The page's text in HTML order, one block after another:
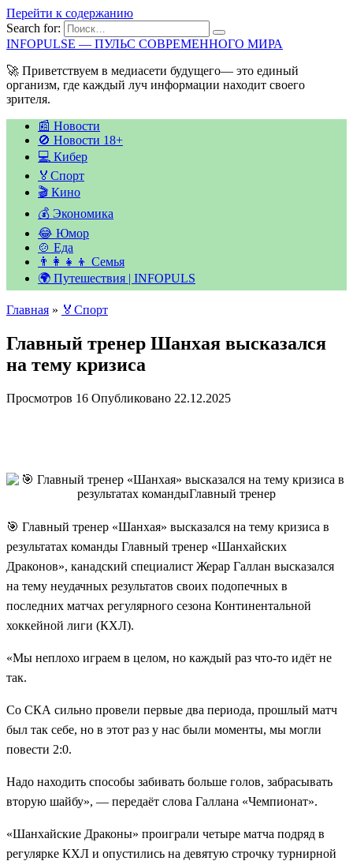
Перейти к содержанию
Search for:
INFOPULSE — ПУЛЬС СОВРЕМЕННОГО МИРА
🚀 Приветствуем в медиасети будущего— это единый
организм, где каждый луч информации находит своего
зрителя.
📰 Новости
🚫 Новости 18+
💻 Кибер
🏅Спорт
🎬 Кино
💰 Экономика
😂 Юмор
🍲 Еда
👨‍👩‍👧‍👦 Семья
🌍 Путешествия | INFOPULS
Главная » 🏅Спорт
Главный тренер Шанхая высказался
на тему кризиса
Просмотров 16 Опубликовано 22.12.2025
🎯 Главный тренер «Шанхая» высказался на тему кризиса в
результатах команды Главный тренер «Шанхайских
Драконов», канадский специалист Жерар Галлан высказался
на тему неудачных результатов своих подопечных в
последних матчах регулярного сезона Континентальной
хоккейной лиги (КХЛ).
«Мы неплохо играем в целом, но каждый раз что-то идёт не
так.
Со СКА сильно провели первые два периода, прошлый матч
был так себе, но в этот раз у нас были моменты, мы могли
повести 2:0.
Надо находить способы забивать больше голов, забрасывать
вторую шайбу», — передаёт слова Галлана «Чемпионат».
«Шанхайские Драконы» проиграли четыре матча подряд в
регулярке КХЛ и опустились на девятую строчку турнирной